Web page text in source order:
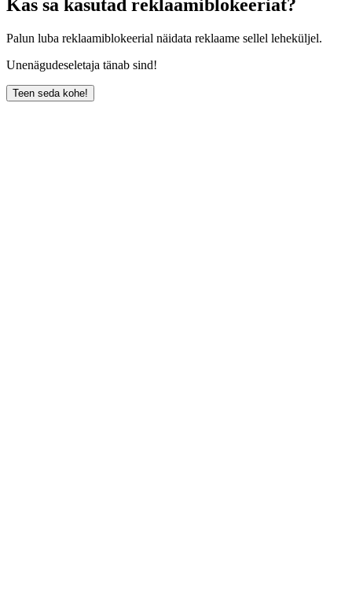
Kas sa kasutad reklaamiblokeeriat?
Palun luba reklaamiblokeerial näidata reklaame sellel leheküljel.
Unenägudeseletaja tänab sind!
Teen seda kohe!